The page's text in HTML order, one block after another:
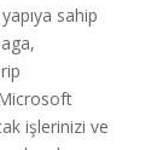
sahip
işlerinizi ve